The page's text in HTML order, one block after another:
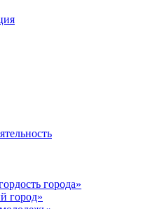
города»
город»